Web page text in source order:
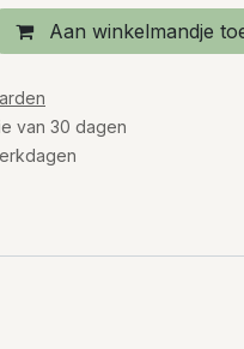
Aan winkelmandje
van 30 dagen